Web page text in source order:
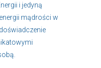
i jedyną
mądrości w